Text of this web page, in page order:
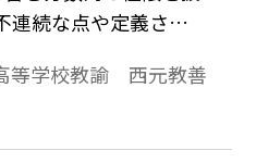
連続な点や定義され
，関数の連続性を扱
めに収束のようすを
等学校教諭 西元教善